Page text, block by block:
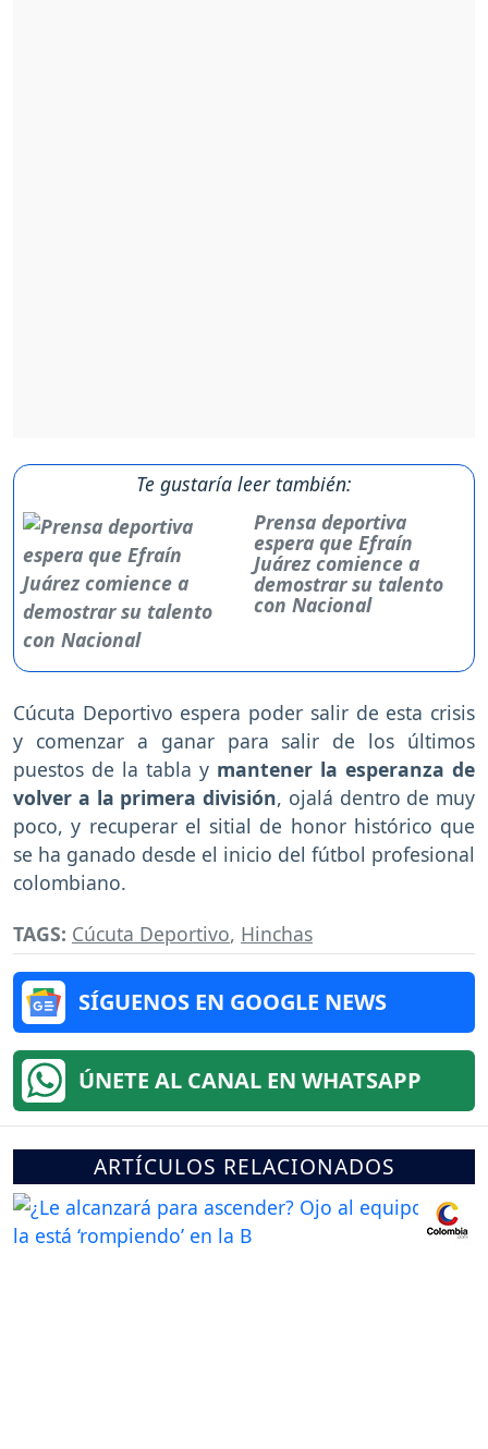
Te gustaría leer también:
Prensa deportiva
espera que Efraín
Juárez comience a
demostrar su talento
con Nacional
Cúcuta Deportivo espera poder salir de esta crisis
y comenzar a ganar para salir de los últimos
puestos de la tabla y mantener la esperanza de
volver a la primera división, ojalá dentro de muy
poco, y recuperar el sitial de honor histórico que
se ha ganado desde el inicio del fútbol profesional
colombiano.
TAGS: Cúcuta Deportivo, Hinchas
SÍGUENOS EN GOOGLE NEWS
ÚNETE AL CANAL EN WHATSAPP
ARTÍCULOS RELACIONADOS